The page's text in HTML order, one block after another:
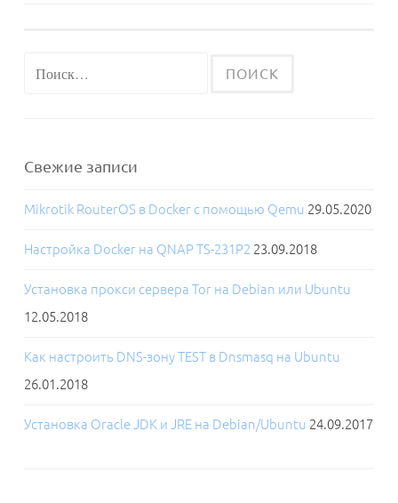
Свежие записи
Mikrotik RouterOS в Docker с помощью Qemu 29.05.2020
Настройка Docker на QNAP TS-231P2 23.09.2018
Установка прокси сервера Tor на Debian или Ubuntu
12.05.2018
Как настроить DNS-зону TEST в Dnsmasq на Ubuntu
26.01.2018
Установка Oracle JDK и JRE на Debian/Ubuntu 24.09.2017